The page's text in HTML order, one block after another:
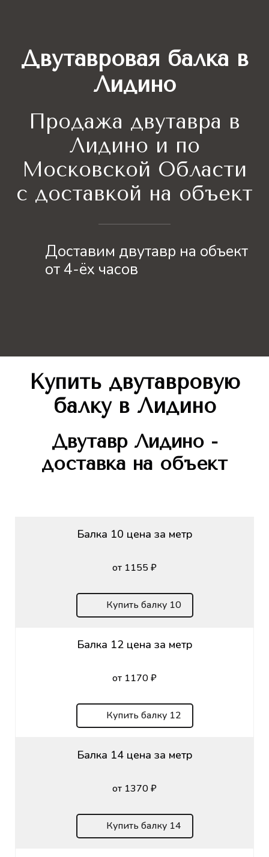
Двутавровая балка в
Лидино
Продажа двутавра в
Лидино и по
Московской Области
с доставкой на объект
Доставим двутавр на объект
от 4-ёх часов
Купить двутавровую
балку в Лидино
ДвутаврЛидино -
доставка на объект
Балка 10 цена за метр
от 1155 ₽
Купить балку 10
Балка 12 цена за метр
от 1170 ₽
Купить балку 12
Балка 14 цена за метр
от 1370 ₽
Купить балку 14